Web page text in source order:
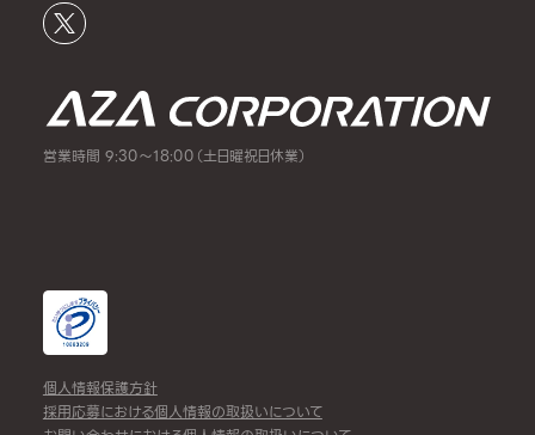
営業時間 9:30～18:00（土日曜祝日休業）
個人情報保護方針
採用応募における個人情報の取扱いについて